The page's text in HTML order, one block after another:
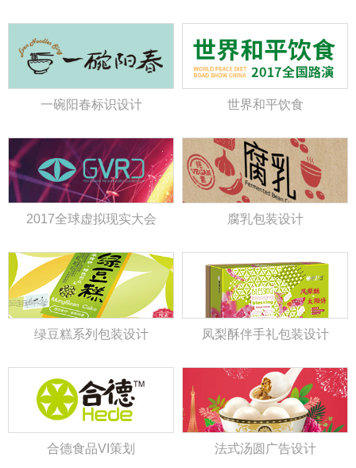
一碗阳春标识设计 世界和平饮食
2017全球虚拟现实大会 腐乳包装设计
绿豆糕系列包装设计 凤梨酥伴手礼包装设计
合德食品VI策划 法式汤圆广告设计